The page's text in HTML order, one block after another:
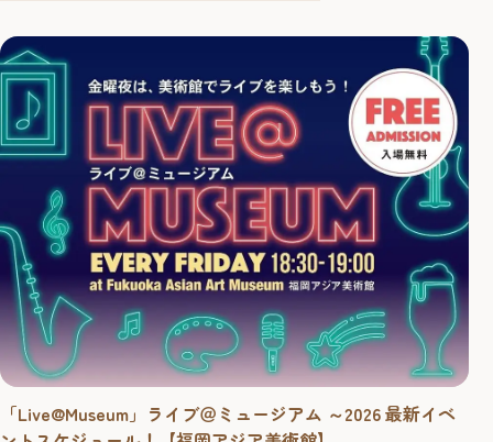
「Live@Museum」ライブ＠ミュージアム ～2026 最新イベ